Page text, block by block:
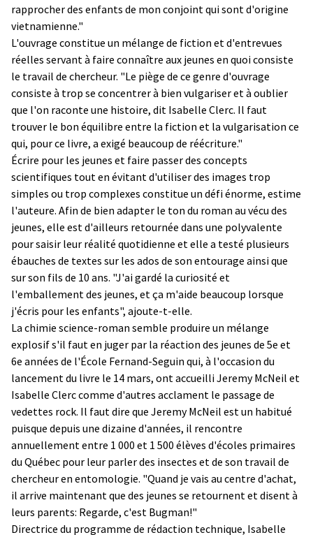
rapprocher des enfants de mon conjoint qui sont d'origine
vietnamienne."
L'ouvrage constitue un mélange de fiction et d'entrevues
réelles servant à faire connaître aux jeunes en quoi consiste
le travail de chercheur. "Le piège de ce genre d'ouvrage
consiste à trop se concentrer à bien vulgariser et à oublier
que l'on raconte une histoire, dit Isabelle Clerc. Il faut
trouver le bon équilibre entre la fiction et la vulgarisation ce
qui, pour ce livre, a exigé beaucoup de réécriture."
Écrire pour les jeunes et faire passer des concepts
scientifiques tout en évitant d'utiliser des images trop
simples ou trop complexes constitue un défi énorme, estime
l'auteure. Afin de bien adapter le ton du roman au vécu des
jeunes, elle est d'ailleurs retournée dans une polyvalente
pour saisir leur réalité quotidienne et elle a testé plusieurs
ébauches de textes sur les ados de son entourage ainsi que
sur son fils de 10 ans. "J'ai gardé la curiosité et
l'emballement des jeunes, et ça m'aide beaucoup lorsque
j'écris pour les enfants", ajoute-t-elle.
La chimie science-roman semble produire un mélange
explosif s'il faut en juger par la réaction des jeunes de 5e et
6e années de l'École Fernand-Seguin qui, à l'occasion du
lancement du livre le 14 mars, ont accueilli Jeremy McNeil et
Isabelle Clerc comme d'autres acclament le passage de
vedettes rock. Il faut dire que Jeremy McNeil est un habitué
puisque depuis une dizaine d'années, il rencontre
annuellement entre 1 000 et 1 500 élèves d'écoles primaires
du Québec pour leur parler des insectes et de son travail de
chercheur en entomologie. "Quand je vais au centre d'achat,
il arrive maintenant que des jeunes se retournent et disent à
leurs parents: Regarde, c'est Bugman!"
Directrice du programme de rédaction technique, Isabelle